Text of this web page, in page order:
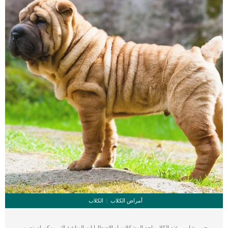
القطط وأنواع الفطريات في قطتك بالتفصيل إجراءات استخدام ضمادة الجروح المائية
للقطط فى بداية الامر يجب ان يقوم الطبيب البيطري فحص الجرح جيدا وتحديد […]
أمراض الكلاب الكلاب